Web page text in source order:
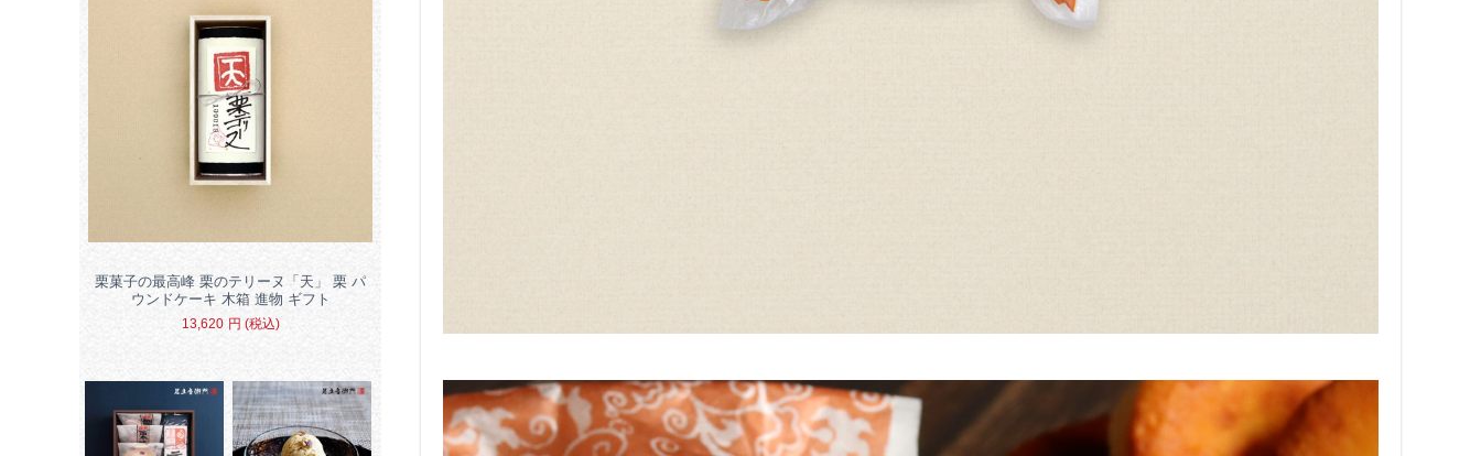
栗菓子の最高峰 栗のテリーヌ「天」 栗 パ
ウンドケーキ 木箱 進物 ギフト
13,620 円 (税込)